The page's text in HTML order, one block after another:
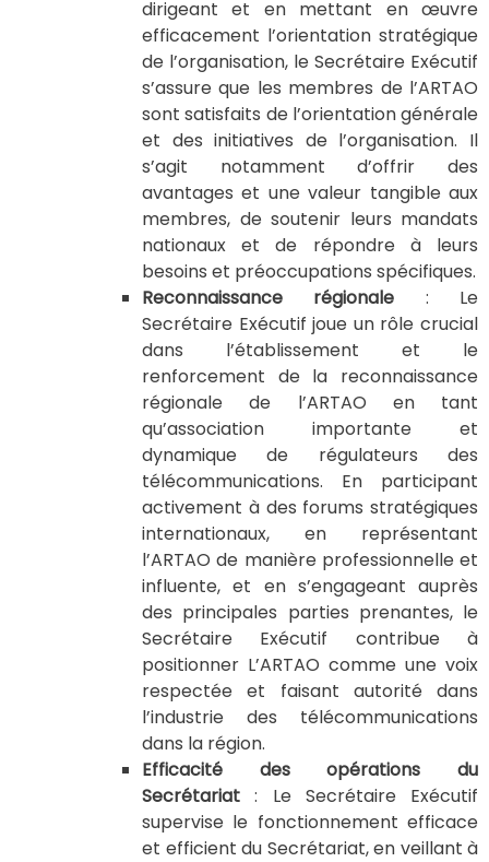
dirigeant et en mettant en œuvre
efficacement l’orientation stratégique
de l’organisation, le Secrétaire Exécutif
s’assure que les membres de l’ARTAO
sont satisfaits de l’orientation générale
et des initiatives de l’organisation. Il
s’agit notamment d’offrir des
avantages et une valeur tangible aux
membres, de soutenir leurs mandats
nationaux et de répondre à leurs
besoins et préoccupations spécifiques.
Reconnaissance régionale : Le
Secrétaire Exécutif joue un rôle crucial
dans l’établissement et le
renforcement de la reconnaissance
régionale de l’ARTAO en tant
qu’association importante et
dynamique de régulateurs des
télécommunications. En participant
activement à des forums stratégiques
internationaux, en représentant
l’ARTAO de manière professionnelle et
influente, et en s’engageant auprès
des principales parties prenantes, le
Secrétaire Exécutif contribue à
positionner L’ARTAO comme une voix
respectée et faisant autorité dans
l’industrie des télécommunications
dans la région.
Efficacité des opérations du
Secrétariat : Le Secrétaire Exécutif
supervise le fonctionnement efficace
et efficient du Secrétariat, en veillant à